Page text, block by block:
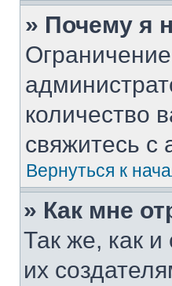
» Почему я
количество
свяжитесь
Вернуться к
» Как мне
Так же, как
их